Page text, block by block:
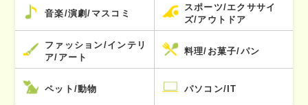
音楽/演劇/マスコミ
スポーツ/エクササイ
ズ/アウトドア
ファッション/インテリ
ア/アート
料理/お菓子/パン
ペット/動物 パソコン/IT